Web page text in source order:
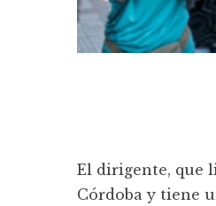
El dirigente, que
Córdoba y tiene